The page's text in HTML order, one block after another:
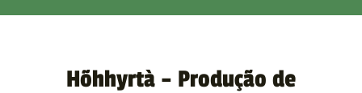
Hõhhyrtà – Produção de